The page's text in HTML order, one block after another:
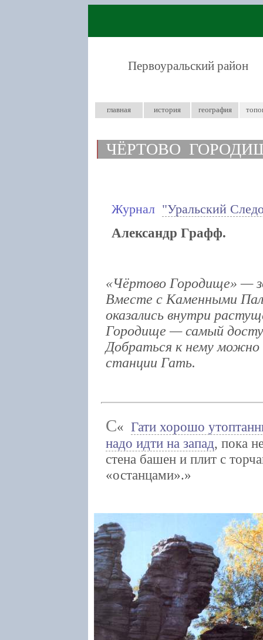
Первоуральский район
главная история география
ЧЁРТОВО
Журнал "Уральский
Александр Графф.
«Чёртово Городище» —
Вместе с Каменными
оказались внутри
Городище — самый
Добраться к нему можно
станции Гать.
С
Гати хорошо
надо идти на запад, пока
стена башен и плит с
«останцами».